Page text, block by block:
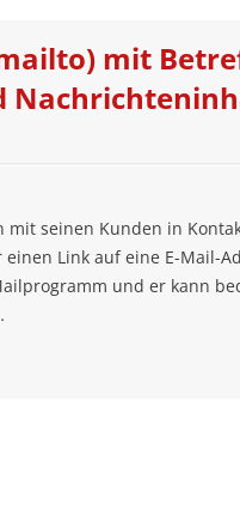
mit
mit seinen Kunden in
Link auf eine E-Mail-
und er kann